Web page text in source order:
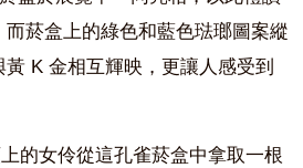
菸盒上的綠色和藍色琺瑯圖案縱
K 金相互輝映，更讓人感受到
的女伶從這孔雀菸盒中拿取一根